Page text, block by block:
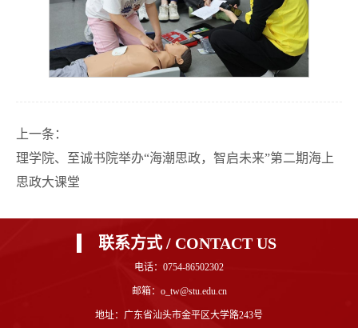
上一条：
理学院、至诚书院举办“海潮思政，智启未来”第二期海上
思政大课堂
联系方式 / CONTACT US
电话：0754-86502302
邮箱：o_tw@stu.edu.cn
地址：广东省汕头市金平区大学路243号